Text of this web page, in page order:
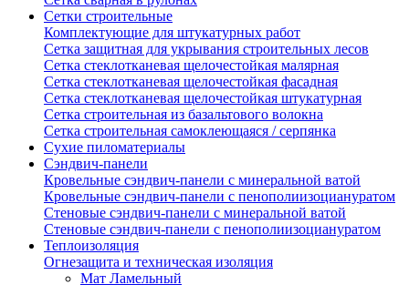
Сетки строительные
Комплектующие для штукатурных работ
Сетка защитная для укрывания строительных лесов
Сетка стеклотканевая щелочестойкая малярная
Сетка стеклотканевая щелочестойкая фасадная
Сетка стеклотканевая щелочестойкая штукатурная
Сетка строительная из базальтового волокна
Сетка строительная самоклеющаяся / серпянка
Сухие пиломатериалы
Сэндвич-панели
Кровельные сэндвич-панели с минеральной ватой
Кровельные сэндвич-панели с пенополиизоциануратом
Стеновые сэндвич-панели с минеральной ватой
Стеновые сэндвич-панели с пенополиизоциануратом
Теплоизоляция
Огнезащита и техническая изоляция
Мат Ламельный